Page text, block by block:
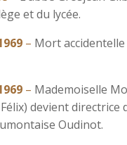
et du lycée.
– Mort accidentelle
– Mademoiselle
devient directrice
Oudinot.